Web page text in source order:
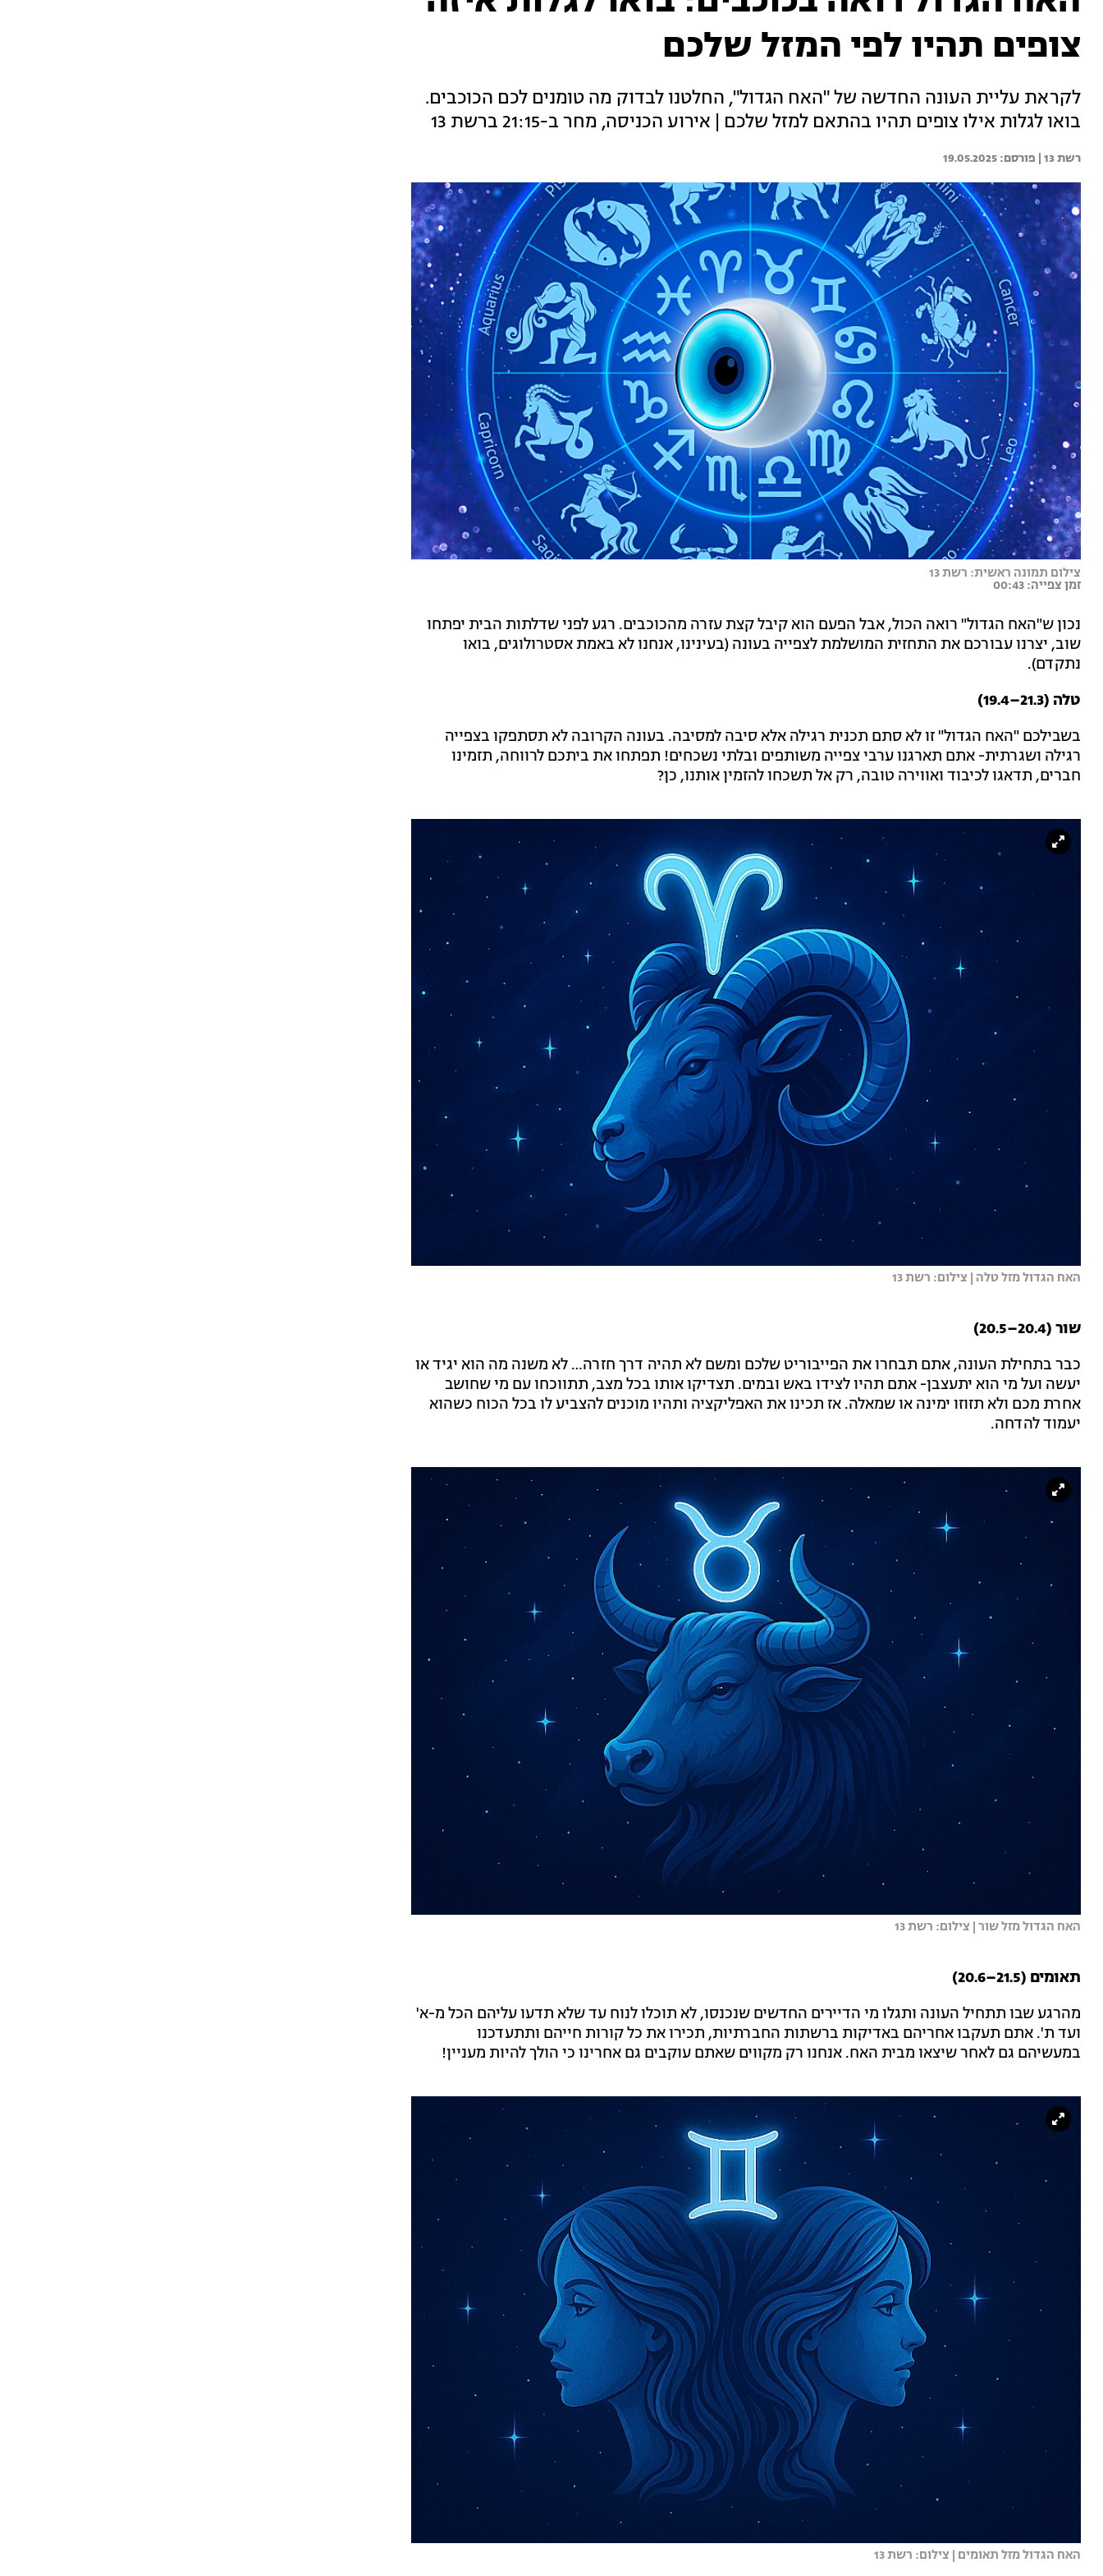
צופים תהיו לפי המזל שלכם
לקראת עליית העונה החדשה של "האח הגדול", החלטנו לבדוק מה טומנים לכם הכוכבים.
בואו לגלות אילו צופים תהיו בהתאם למזל שלכם | אירוע הכניסה, מחר ב-21:15 ברשת 13
רשת 13 | 19.05.2025
צילום תמונה ראשית: רשת 13
זמן צפייה: 00:43
נכון ש"האח הגדול" רואה הכול, אבל הפעם הוא קיבל קצת עזרה מהכוכבים. רגע לפני שדלתות הבית יפתחו
שוב, יצרנו עבורכם את התחזית המושלמת לצפייה בעונה (בעינינו, אנחנו לא באמת אסטרולוגים, בואו
נתקדם).
טלה (21.3–19.4)
בשבילכם "האח הגדול" זו לא סתם תכנית רגילה אלא סיבה למסיבה. בעונה הקרובה לא תסתפקו בצפייה
רגילה ושגרתית- אתם תארגנו ערבי צפייה משותפים ובלתי נשכחים! תפתחו את ביתכם לרווחה, תזמינו
חברים, תדאגו לכיבוד ואווירה טובה, רק אל תשכחו להזמין אותנו, כן?
האח הגדול מזל טלה | צילום: רשת 13
שור (20.4–20.5)
כבר בתחילת העונה, אתם תבחרו את הפייבוריט שלכם ומשם לא תהיה דרך חזרה… לא משנה מה הוא יגיד או
יעשה ועל מי הוא יתעצבן- אתם תהיו לצידו באש ובמים. תצדיקו אותו בכל מצב, תתווכחו עם מי שחושב
אחרת מכם ולא תזוזו ימינה או שמאלה. אז תכינו את האפליקציה ותהיו מוכנים להצביע לו בכל הכוח כשהוא
יעמוד להדחה.
האח הגדול מזל שור | צילום: רשת 13
תאומים (21.5–20.6)
מהרגע שבו תתחיל העונה ותגלו מי הדיירים החדשים שנכנסו, לא תוכלו לנוח עד שלא תדעו עליהם הכל מ-א'
ועד ת'. אתם תעקבו אחריהם באדיקות ברשתות החברתיות, תכירו את כל קורות חייהם ותתעדכנו
במעשיהם גם לאחר שיצאו מבית האח. אנחנו רק מקווים שאתם עוקבים גם אחרינו כי הולך להיות מעניין!
האח הגדול מזל תאומים | צילום: רשת 13